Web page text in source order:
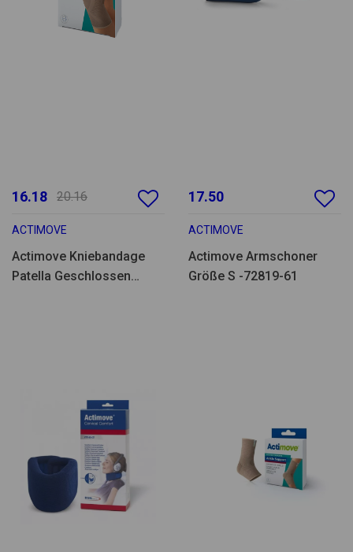
16.18 20.16
ACTIMOVE
Actimove Kniebandage
Patella Geschlossen
17.50
ACTIMOVE
Actimove Armschoner
Größe S -72819-61